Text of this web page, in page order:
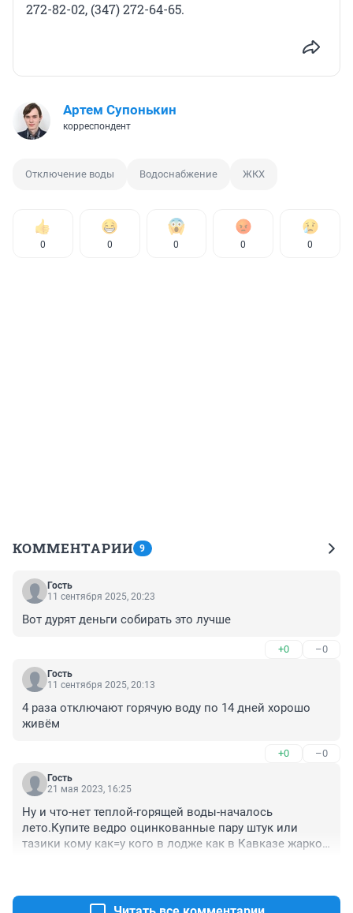
272-82-02, (347) 272-64-65.
Артем Супонькин
корреспондент
Отключение воды Водоснабжение ЖКХ
0 0 0 0 0
КОММЕНТАРИИ 9
Гость
11 сентября 2025, 20:23
Вот дурят деньги собирать это лучше
+0 –0
Гость
11 сентября 2025, 20:13
4 раза отключают горячую воду по 14 дней хорошо
живём
+0 –0
Гость
21 мая 2023, 16:25
Ну и что-нет теплой-горящей воды-началось
лето.Купите ведро оцинкованные пару штук или
тазики кому как=у кого в лодже как в Кавказе жарко
заменить,Они тоже находятся в глубине более двух